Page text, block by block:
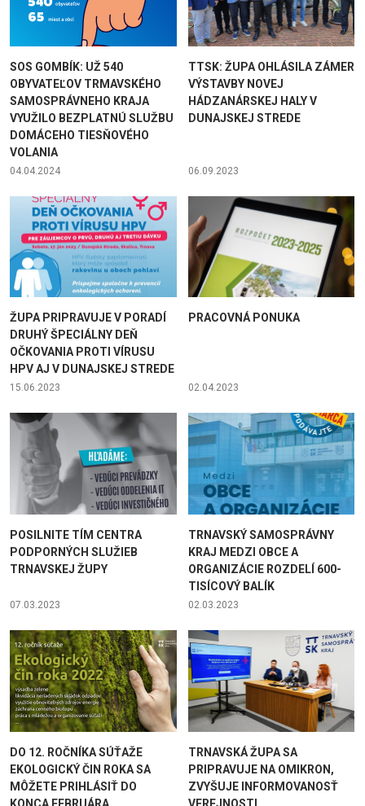
SOS GOMBÍK: UŽ 540
OBYVATEĽOV TRMAVSKÉHO
SAMOSPRÁVNEHO KRAJA
VYUŽILO BEZPLATNÚ SLUŽBU
DOMÁCEHO TIESŇOVÉHO
VOLANIA
04.04.2024
TTSK: ŽUPA OHLÁSILA ZÁMER
VÝSTAVBY NOVEJ
HÁDZANÁRSKEJ HALY V
DUNAJSKEJ STREDE
06.09.2023
ŽUPA PRIPRAVUJE V PORADÍ
DRUHÝ ŠPECIÁLNY DEŇ
OČKOVANIA PROTI VÍRUSU
HPV AJ V DUNAJSKEJ STREDE
15.06.2023
PRACOVNÁ PONUKA
02.04.2023
POSILNITE TÍM CENTRA
PODPORNÝCH SLUŽIEB
TRNAVSKEJ ŽUPY
07.03.2023
TRNAVSKÝ SAMOSPRÁVNY
KRAJ MEDZI OBCE A
ORGANIZÁCIE ROZDELÍ 600-
TISÍCOVÝ BALÍK
02.03.2023
DO 12. ROČNÍKA SÚŤAŽE
EKOLOGICKÝ ČIN ROKA SA
MÔŽETE PRIHLÁSIŤ DO
TRNAVSKÁ ŽUPA SA
PRIPRAVUJE NA OMIKRON,
ZVYŠUJE INFORMOVANOSŤ